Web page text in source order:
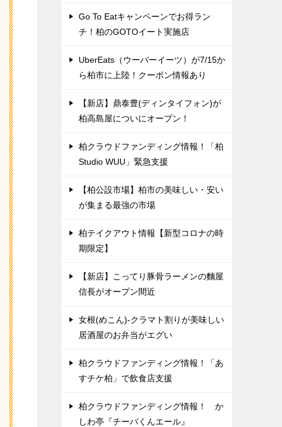
Go To Eatキャンペーンでお得ラン
チ！柏のGOTOイート実施店
UberEats（ウーバーイーツ）が7/15か
ら柏市に上陸！クーポン情報あり
【新店】鼎泰豊(ディンタイフォン)が
柏高島屋についにオープン！
柏クラウドファンディング情報！「柏
Studio WUU」緊急支援
【柏公設市場】柏市の美味しい・安い
が集まる最強の市場
柏テイクアウト情報【新型コロナの時
期限定】
【新店】こってり豚骨ラーメンの麵屋
信長がオープン間近
女根(めこん)-クラマト割りが美味しい
居酒屋のお弁当がエグい
柏クラウドファンディング情報！「あ
すチケ柏」で飲食店支援
柏クラウドファンディング情報！ か
しわ亭『チーバくんエール』